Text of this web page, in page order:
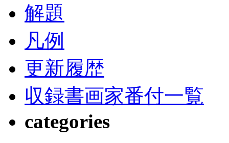
解題
凡例
更新履歴
収録書画家番付一覧
categories